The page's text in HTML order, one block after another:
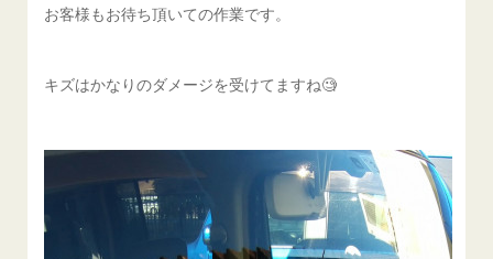
お客様もお待ち頂いての作業です。
キズはかなりのダメージを受けてますね🧐